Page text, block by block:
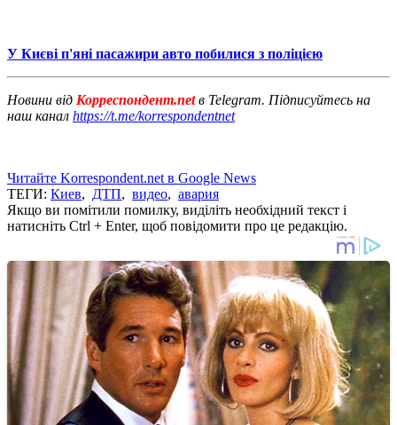
У Києві п'яні пасажири авто побилися з поліцією
Новини від Корреспондент.netв Telegram. Підписуйтесь на
наш канал https://t.me/korrespondentnet
Читайте Korrespondent.net в Google News
ТЕГИ: Киев, ДТП, видео, авария
Якщо ви помітили помилку, виділіть необхідний текст і
натисніть Ctrl + Enter, щоб повідомити про це редакцію.